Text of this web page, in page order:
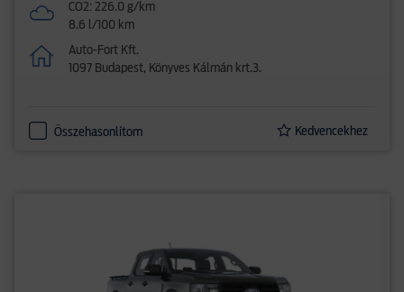
CO2: 226.0 g/km
8.6 l/100 km
Auto-Fort Kft.
1097 Budapest, Könyves Kálmán krt.3.
Összehasonlítom Kedvencekhez